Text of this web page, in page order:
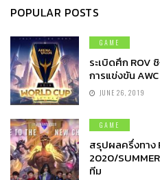
POPULAR POSTS
GAME
ระเบิดศึก ROV
การแข่งขัน
JUNE 26, 2019
GAME
สรุปผลครึ่งทาง
2020/
ทีม